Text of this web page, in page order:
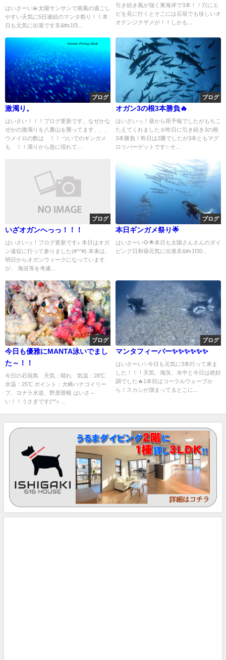
はいさーい💫太陽サンサンで南風の過ごし
やすい天気に5日連続のマンタ祭り！！本
日も元気に出港です🚢&#x1f3...
引き続き風が強く東海岸で3本！！穴にエ
ビを見に行くとそこには石垣でも珍しいオ
オテンジクザメが！！しかも...
ブログ
激濁り。
はいさい！！！ブログ更新です。なぜかな
ぜかの激濁りを八重山を襲ってます、、、
ウメイロの数は∞！！ ついでのギンガメ
も∞！！濁りから急に現れて...
ブログ
オガン3の根3本勝負🔥
はいさいっ！昼から雨予報でしたがもちこ
たえてくれました☺️昨日に引き続き3の根
3本勝負！昨日は2勝でしたが3本ともマグ
ロリバーゲットです✨そ...
ブログ
いざオガンへっっ！！！
はいさいっ！ブログ更新です♪ 本日はオガ
ン遠征に行って参りました(#^^#) 本来は、
明日からオガンウィークになっています
が、 海況等を考慮...
ブログ
本日ギンガメ祭り🌟
はいさーい🌻🌟本日も太陽さんさんのダイ
ビング日和😆元気に出港🚢&#x1f30...
ブログ
今日も優雅にMANTA泳いでまし
た～！！
今日の石垣島 天気：晴れ 気温：28℃
水温：25℃ ポイント：大崎ハナゴイリー
フ、ヨナラ水道、野原曽根 はいさ～
い！！うさぎです(^^♪ ...
ブログ
マンタフィーバー✨✨✨✨✨✨
はいさーい✨今日も元気に3本行って来ま
した！！！天気、海況、水中と今日は絶好
調でした🔥1本目はコーラルウェーブか
ら！スカシが溜まってるとこに...